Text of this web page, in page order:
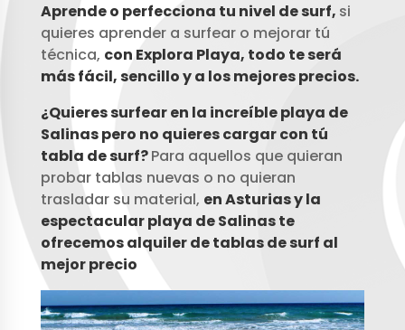
Aprende o perfecciona tu nivel de surf, si
quieres aprender a surfear o mejorar tú
técnica, con Explora Playa, todo te será
más fácil, sencillo y a los mejores precios.
¿Quieres surfear en la increíble playa de
Salinas pero no quieres cargar con tú
tabla de surf?Para aquellos que quieran
probar tablas nuevas o no quieran
trasladar su material, en Asturias y la
espectacular playa de Salinas te
ofrecemos alquiler de tablas de surf al
mejor precio